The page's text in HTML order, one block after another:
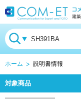
ホーム 説明書情報
対象商品